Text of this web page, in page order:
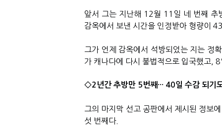
앞서 그는 지난해 12월 11일 네 번째 추
감옥에서 보낸 시간을 인정받아 형량이
그가 언제 감옥에서 석방되었는 지는 정
가 캐나다에 다시 불법적으로 입국했고,
◇2년간 추방만 5번째··· 40일 수감 되기
그의 마지막 선고 공판에서 제시된 정보
섯 번째다.